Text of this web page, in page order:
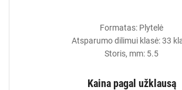
Formatas: Plytelė
Atsparumo dilimui klasė: 33
Storis, mm: 5.5
Kaina pagal užklausą